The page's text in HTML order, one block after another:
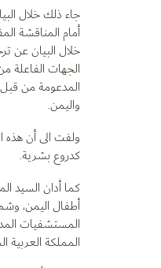
جاء ذلك خلال
أمام المناقشة
خلال البيان عن
الجهات الفاعلة
المدعومة من قبل
واليمن.
ولفت الى أن هذه
كدروع بشرية.
كما أدان السيد
أطفال اليمن،
المستشفيات
المملكة